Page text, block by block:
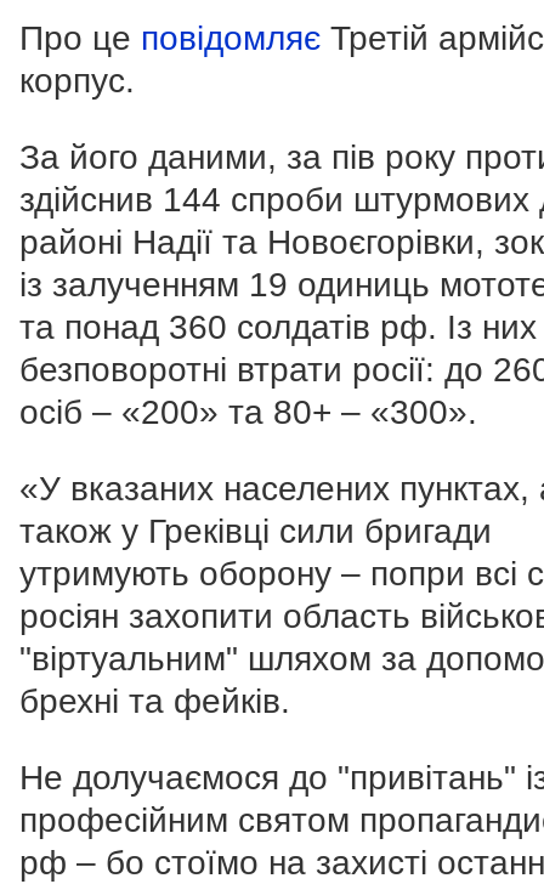
Про це повідомляє Третій
корпус.
За його даними, за пів року
здійснив 144 спроби штурмових
районі Надії та Новоєгорівки,
із залученням 19 одиниць
та понад 360 солдатів рф. Із них
безповоротні втрати росії: до
осіб – «200» та 80+ – «300».
«У вказаних населених пунктах,
також у Греківці сили бригади
утримують оборону – попри всі
росіян захопити область
"віртуальним" шляхом за
брехні та фейків.
Не долучаємося до "привітань"
професійним святом
рф – бо стоїмо на захисті